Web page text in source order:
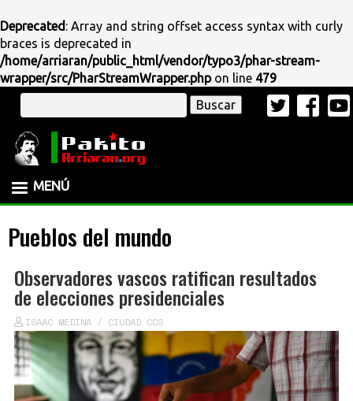
Deprecated: Array and string offset access syntax with curly
braces is deprecated in
/home/arriaran/public_html/vendor/typo3/phar-stream-
wrapper/src/PharStreamWrapper.phpon line 479
Pasar
contenido
principal
Buscar
MENÚ
Pueblos del mundo
Observadores vascos ratifican resultados
de elecciones presidenciales
ISAAC MEDINA / CIUDAD CCS